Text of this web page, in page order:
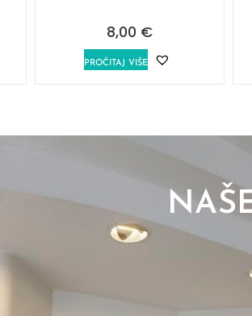
8,00 €
PROČITAJ VIŠE